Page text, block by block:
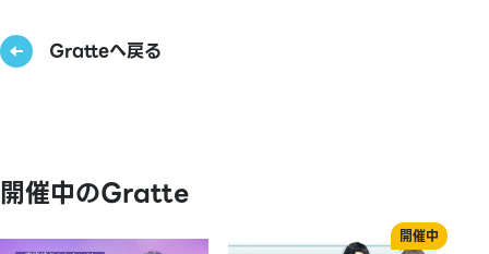
Gratteへ戻る
開催中のGratte